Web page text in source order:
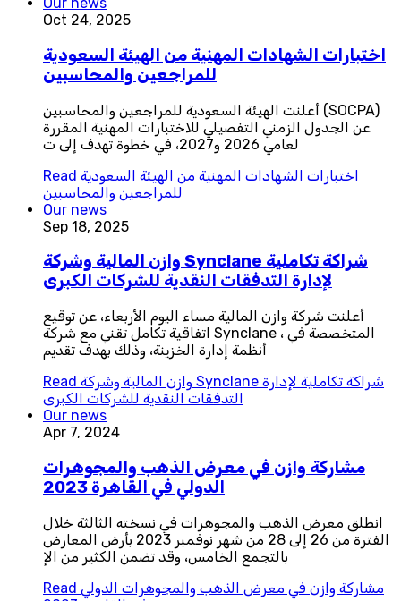
Oct 24, 2025
اختبارات الشهادات المهنية من الهيئة السعودية
للمراجعين والمحاسبين
أعلنت الهيئة السعودية للمراجعين والمحاسبين (SOCPA)
عن الجدول الزمني التفصيلي للاختبارات المهنية المقررة
لعامي 2026 و2027، في خطوة تهدف إلى ت
Read اختبارات الشهادات المهنية من الهيئة السعودية
Our news
Sep 18, 2025
وازن المالية وشركة Synclane شراكة تكاملية
لإدارة التدفقات النقدية للشركات الكبرى
أعلنت شركة وازن المالية مساء اليوم الأربعاء، عن توقيع
اتفاقية تكامل تقني مع شركة Synclane ، المتخصصة في
أنظمة إدارة الخزينة، وذلك بهدف تقديم
Read وازن المالية وشركة Synclane شراكة تكاملية لإدارة
التدفقات النقدية للشركات الكبرى
Our news
Apr 7, 2024
مشاركة وازن في معرض الذهب والمجوهرات
الدولي في القاهرة 2023
انطلق معرض الذهب والمجوهرات في نسخته الثالثة خلال
الفترة من 26 إلى 28 من شهر نوفمبر 2023 بأرض المعارض
بالتجمع الخامس، وقد تضمن الكثير من الإ
Read مشاركة وازن في معرض الذهب والمجوهرات الدولي